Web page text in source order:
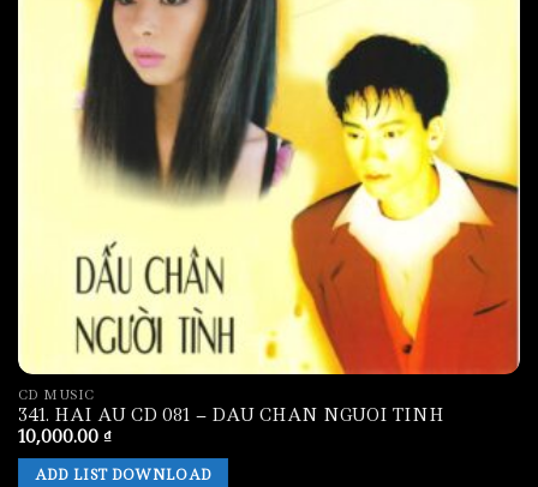
CD MUSIC
341. HAI AU CD 081 – DAU CHAN NGUOI TINH
10,000.00 ₫
ADD LIST DOWNLOAD